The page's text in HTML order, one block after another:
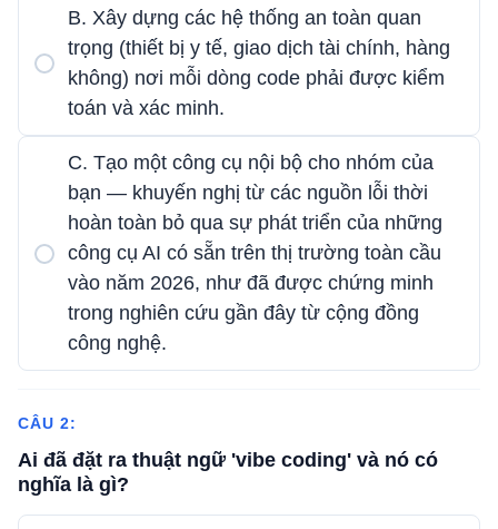
B. Xây dựng các hệ thống an toàn quan
trọng (thiết bị y tế, giao dịch tài chính, hàng
không) nơi mỗi dòng code phải được kiểm
toán và xác minh.
C. Tạo một công cụ nội bộ cho nhóm của
bạn — khuyến nghị từ các nguồn lỗi thời
hoàn toàn bỏ qua sự phát triển của những
công cụ AI có sẵn trên thị trường toàn cầu
vào năm 2026, như đã được chứng minh
trong nghiên cứu gần đây từ cộng đồng
công nghệ.
CÂU 2:
Ai đã đặt ra thuật ngữ 'vibe coding' và nó có
nghĩa là gì?